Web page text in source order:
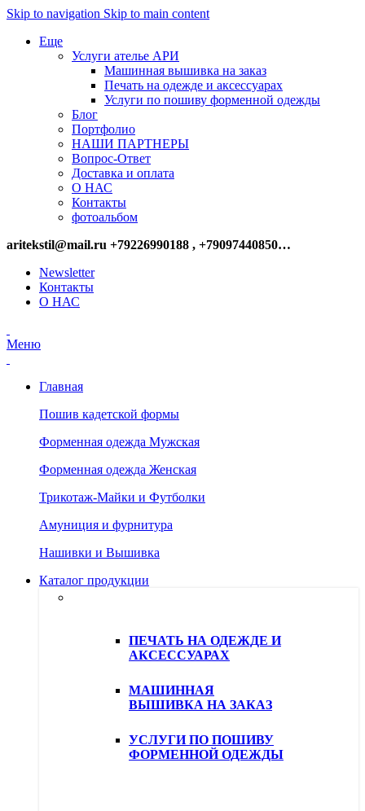
Skip to navigation Skip to main content
Еще
Услуги ателье АРИ
Машинная вышивка на заказ
Печать на одежде и аксессуарах
Услуги по пошиву форменной одежды
Блог
Портфолио
НАШИ ПАРТНЕРЫ
Вопрос-Ответ
Доставка и оплата
О НАС
Контакты
фотоальбом
aritekstil@mail.ru +79226990188 , +79097440850…
Newsletter
Контакты
О НАС
Меню
Главная
Пошив кадетской формы
Форменная одежда Мужская
Форменная одежда Женская
Трикотаж-Майки и Футболки
Амуниция и фурнитура
Нашивки и Вышивка
Каталог продукции
ПЕЧАТЬ НА ОДЕЖДЕ И
АКСЕССУАРАХ
МАШИННАЯ
ВЫШИВКА НА ЗАКАЗ
УСЛУГИ ПО ПОШИВУ
ФОРМЕННОЙ ОДЕЖДЫ